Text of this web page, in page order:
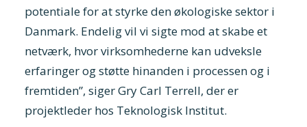
potentiale for at styrke den økologiske sektor i
Danmark. Endelig vil vi sigte mod at skabe et
netværk, hvor virksomhederne kan udveksle
erfaringer og støtte hinanden i processen og i
fremtiden”, siger Gry Carl Terrell, der er
projektleder hos Teknologisk Institut.